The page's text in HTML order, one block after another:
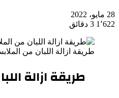
28 مايو، 2022
1٬622 3 دقائق
طريقة ازالة اللبان من
طريقة ازالة